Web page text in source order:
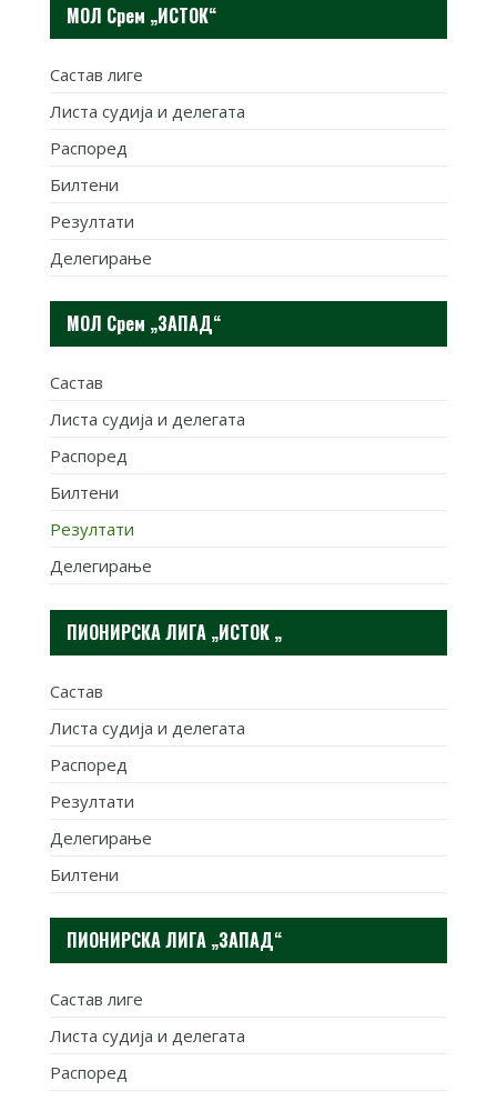
МОЛ Срем „ИСТОК“
Састав лиге
Листа судија и делегата
Распоред
Билтени
Резултати
Делегирање
МОЛ Срем „ЗАПАД“
Састав
Листа судија и делегата
Распоред
Билтени
Резултати
Делегирање
ПИОНИРСКА ЛИГА „ИСТОК „
Састав
Листа судија и делегата
Распоред
Резултати
Делегирање
Билтени
ПИОНИРСКА ЛИГА „ЗАПАД“
Састав лиге
Листа судија и делегата
Распоред